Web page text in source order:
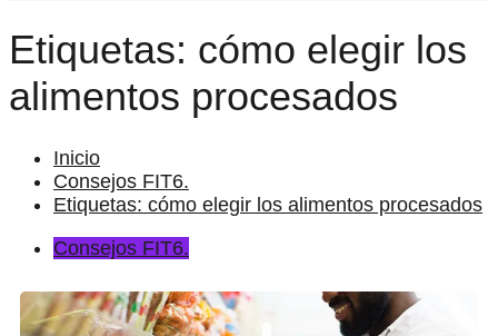
Etiquetas: cómo elegir los
alimentos procesados
Inicio
Consejos FIT6.
Etiquetas: cómo elegir los alimentos procesados
Consejos FIT6.